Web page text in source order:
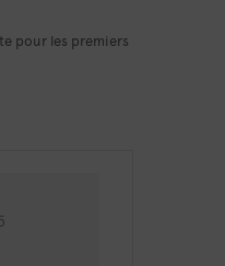
pour les premiers